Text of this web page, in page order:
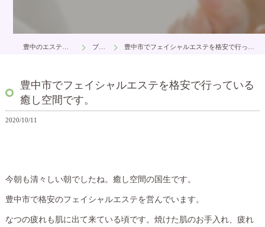
ブログ 豊中市でフェイシャルエステを格安で行っている癒し空間です。
豊中市でフェイシャルエステを格安で行っている
癒し空間です。
2020/10/11
今朝も清々しい朝でしたね。癒し空間の国生です。
豊中市で格安のフェイシャルエステを営んでいます。
なつの疲れも肌に出て来ている頃です。焼けた肌のお手入れ、疲れ